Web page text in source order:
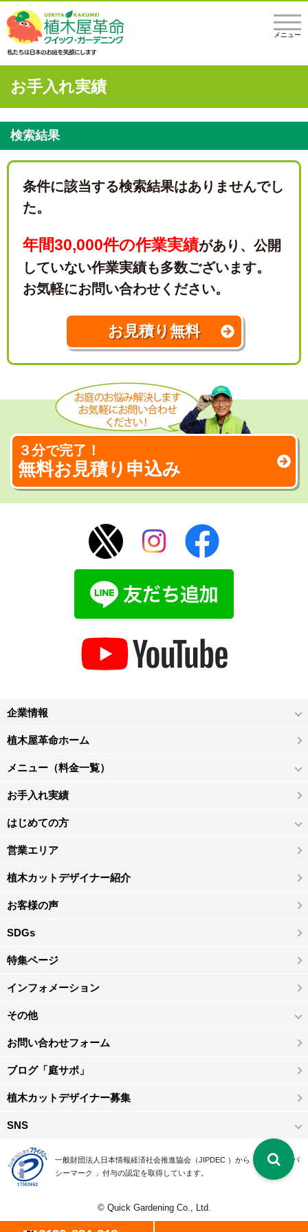
メニュー
お手入れ実績
検索結果
条件に該当する検索結果はありませんでし
た。
年間30,000件の作業実績があり、 公開
していない作業実績も多数ございます。
お気軽にお問い合わせください。
お見積り無料
３分で完了！
無料お見積り申込み
企業情報
植木屋革命ホーム
メニュー（料金一覧）
お手入れ実績
はじめての方
営業エリア
植木カットデザイナー紹介
お客様の声
SDGs
特集ページ
インフォメーション
その他
お問い合わせフォーム
ブログ「庭サポ」
植木カットデザイナー募集
SNS
一般財団法人日本情報経済社会推進協会（JIPDEC ）から 、「 プライバ
シーマーク 」付与の認定を取得しています。
© Quick Gardening Co., Ltd.